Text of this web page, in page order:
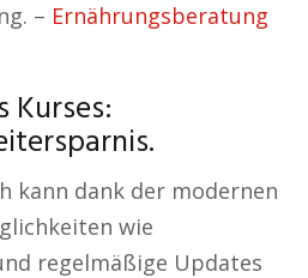
– Ernährungsberatung
Kurses:
kann dank der modernen
wie
regelmäßige Updates